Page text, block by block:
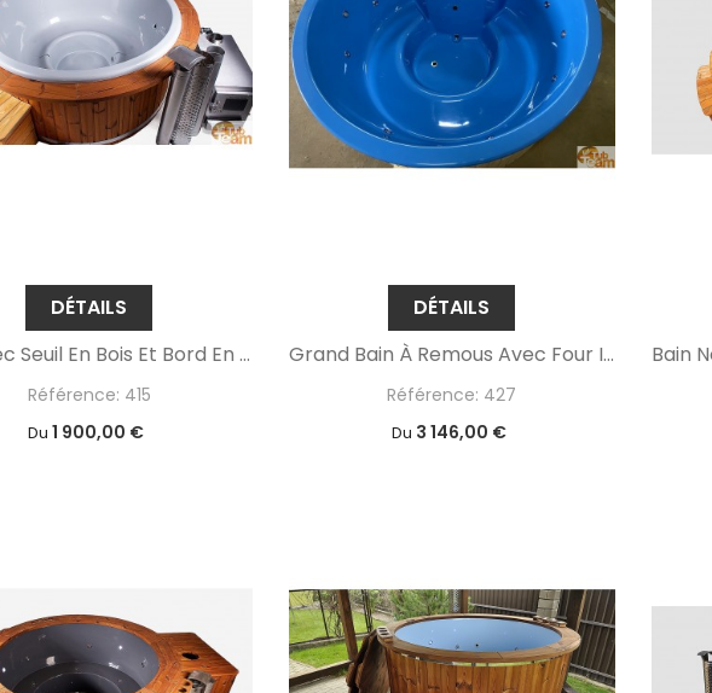
DÉTAILS
Spa Avec Seuil En Bois Et Bord En Fibre De Verre
Référence: 415
Du1 900,00 €
DÉTAILS
Grand Bain À Remous Avec Four Intégré
Référence: 427
Du 3 146,00 €